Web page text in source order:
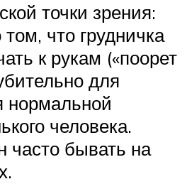
точки зрения:
что грудничка
к рукам («поорет
для
человека.
бывать на